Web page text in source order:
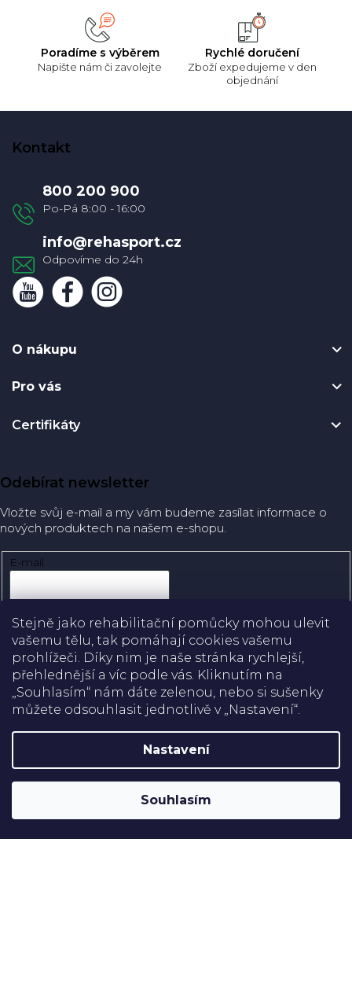
Stejně jako rehabilitační pomůcky mohou ulevit
vašemu tělu, tak pomáhají cookies vašemu
prohlížeči. Díky nim je naše stránka rychlejší,
přehlednější a víc podle vás. Kliknutím na
„Souhlasím“ nám dáte zelenou, nebo si sušenky
můžete odsouhlasit jednotlivě v „Nastavení“.
Nastavení
Souhlasím
Poradíme s výběrem
Napište nám či zavolejte
Rychlé doručení
Zboží expedujeme v den
objednání
Kontakt
info@rehasport.cz
800 200 900
O nákupu
Pro vás
Certifikáty
Doprava
Platba
Odebírat newsletter
Vložte svůj e-mail a my vám budeme zasílat informace o
nových produktech na našem e-shopu.
E-mail
Přihlásit se
Rehabilitační pomůcky
Upravit nastavení cookies